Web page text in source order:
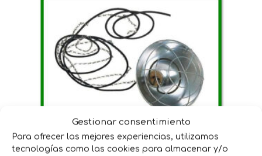
Gestionar consentimiento
Para ofrecer las mejores experiencias, utilizamos
tecnologías como las cookies para almacenar y/o
CALEFACTOR ELECTRICO LGA